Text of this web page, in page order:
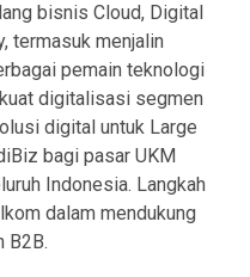
bisnis Cloud, Digital
termasuk menjalin
pemain teknologi
digitalisasi segmen
digital untuk Large
bagi pasar UKM
Indonesia. Langkah
dalam mendukung
B2B.